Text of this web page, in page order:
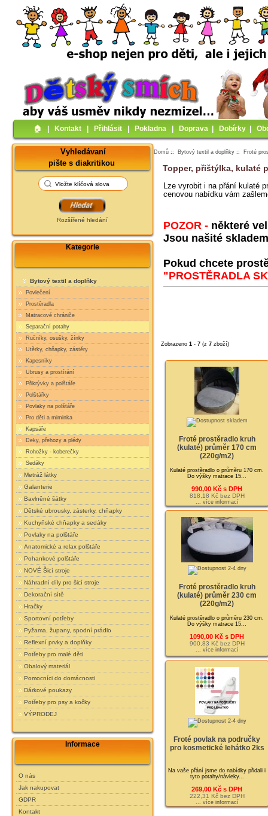
🏠︎ Kontakt Přihlásit Pokladna Doprava Dobírky
Vyhledávaní
pište s diakritikou
Rozšířené hledání
Kategorie
Bytový textil a doplňky
Povlečení
Prostěradla
Matracové chrániče
Separační potahy
Ručníky, osušky, žínky
Utěrky, chňapky, zástěry
Kapesníky
Ubrusy a prostírání
Přikrývky a polštáře
Polštářky
Povlaky na polštáře
Pro děti a miminka
Kapsáře
Deky, přehozy a plédy
Rohožky - koberečky
Sedáky
Metráž látky
Galanterie
Bavlněné šátky
Dětské ubrousky, zásterky, chňapky
Kuchyňské chňapky a sedáky
Povlaky na polštáře
Anatomické a relax polštáře
Pohankové polštáře
NOVÉ Šicí stroje
Náhradní díly pro šicí stroje
Dekorační sítě
Hračky
Sportovní potřeby
Pyžama, župany, spodní prádlo
Reflexní prvky a doplňky
Potřeby pro malé děti
Obalový materiál
Pomocníci do domácnosti
Dárkové poukazy
Potřeby pro psy a kočky
VÝPRODEJ
Informace
O nás
Jak nakupovat
GDPR
Kontakt
Domů :: Bytový textil a doplňky :: Froté
Topper, přištýlka, kulaté
Lze vyrobit i na přání kulaté
cenovou nabídku vám
POZOR - některé
Jsou našité
Pokud chcete
"PROSTĚRADLA
Zobrazeno 1 - 7(z 7zboží)
Froté prostěradlo kruh
(kulaté) průměr 170 cm
(220g/m2)
Kulaté prostěradlo o průměru 170 cm.
Do výšky matrace 15...
990,00 Kč s DPH
818,18 Kč bez DPH
... více informací
Froté prostěradlo kruh
(kulaté) průměr 230 cm
(220g/m2)
Kulaté prostěradlo o průměru 230 cm.
Do výšky matrace 15...
1090,00 Kč s DPH
900,83 Kč bez DPH
... více informací
Froté povlak na područky
pro kosmetické lehátko 2ks
Na vaše přání jsme do nabídky přidali i
tyto potahy/návleky...
269,00 Kč s DPH
222,31 Kč bez DPH
... více informací